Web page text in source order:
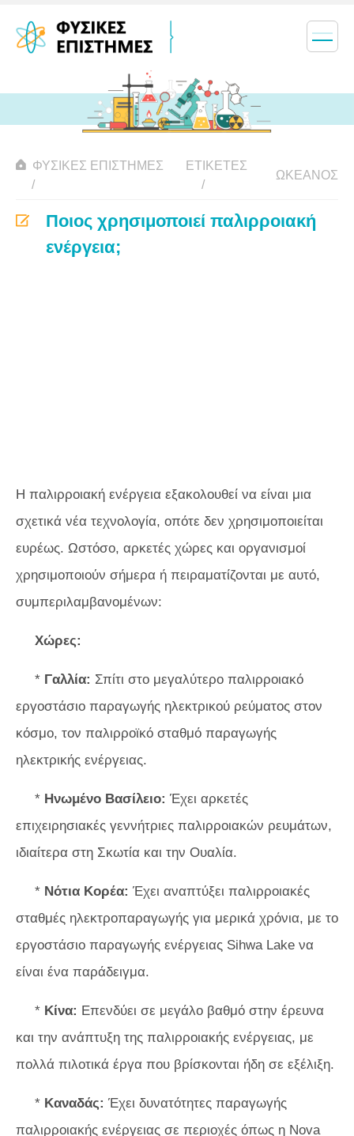
ΦΥΣΙΚΈΣ ΕΠΙΣΤΉΜΕΣ ΕΤΙΚΈΤΕΣ
ΩΚΕΑΝΌΣ
Ποιος χρησιμοποιεί παλιρροιακή
ενέργεια;
Η παλιρροιακή ενέργεια εξακολουθεί να είναι μια
σχετικά νέα τεχνολογία, οπότε δεν χρησιμοποιείται
ευρέως. Ωστόσο, αρκετές χώρες και οργανισμοί
χρησιμοποιούν σήμερα ή πειραματίζονται με αυτό,
συμπεριλαμβανομένων:
Χώρες:
* Γαλλία: Σπίτι στο μεγαλύτερο παλιρροιακό
εργοστάσιο παραγωγής ηλεκτρικού ρεύματος στον
κόσμο, τον παλιρροϊκό σταθμό παραγωγής
ηλεκτρικής ενέργειας.
* Ηνωμένο Βασίλειο: Έχει αρκετές
επιχειρησιακές γεννήτριες παλιρροιακών ρευμάτων,
ιδιαίτερα στη Σκωτία και την Ουαλία.
* Νότια Κορέα: Έχει αναπτύξει παλιρροιακές
σταθμές ηλεκτροπαραγωγής για μερικά χρόνια, με το
εργοστάσιο παραγωγής ενέργειας Sihwa Lake να
είναι ένα παράδειγμα.
* Κίνα: Επενδύει σε μεγάλο βαθμό στην έρευνα
και την ανάπτυξη της παλιρροιακής ενέργειας, με
πολλά πιλοτικά έργα που βρίσκονται ήδη σε εξέλιξη.
* Καναδάς: Έχει δυνατότητες παραγωγής
παλιρροιακής ενέργειας σε περιοχές όπως η Nova